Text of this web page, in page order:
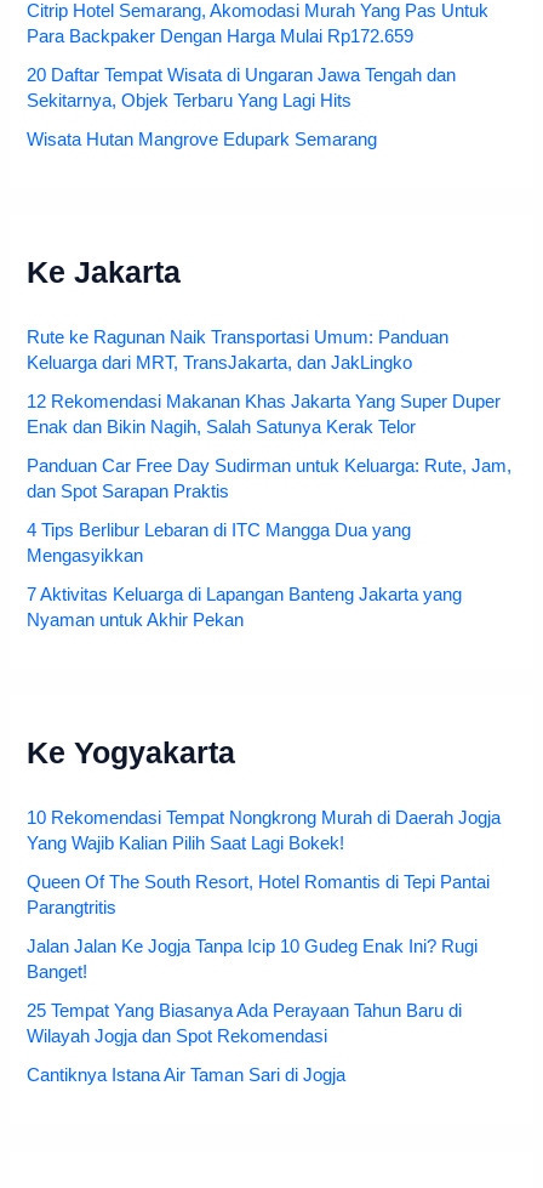
Citrip Hotel Semarang, Akomodasi Murah Yang Pas Untuk
Para Backpaker Dengan Harga Mulai Rp172.659
20 Daftar Tempat Wisata di Ungaran Jawa Tengah dan
Sekitarnya, Objek Terbaru Yang Lagi Hits
Wisata Hutan Mangrove Edupark Semarang
Ke Jakarta
Rute ke Ragunan Naik Transportasi Umum: Panduan
Keluarga dari MRT, TransJakarta, dan JakLingko
12 Rekomendasi Makanan Khas Jakarta Yang Super Duper
Enak dan Bikin Nagih, Salah Satunya Kerak Telor
Panduan Car Free Day Sudirman untuk Keluarga: Rute, Jam,
dan Spot Sarapan Praktis
4 Tips Berlibur Lebaran di ITC Mangga Dua yang
Mengasyikkan
7 Aktivitas Keluarga di Lapangan Banteng Jakarta yang
Nyaman untuk Akhir Pekan
Ke Yogyakarta
10 Rekomendasi Tempat Nongkrong Murah di Daerah Jogja
Yang Wajib Kalian Pilih Saat Lagi Bokek!
Queen Of The South Resort, Hotel Romantis di Tepi Pantai
Parangtritis
Jalan Jalan Ke Jogja Tanpa Icip 10 Gudeg Enak Ini? Rugi
Banget!
25 Tempat Yang Biasanya Ada Perayaan Tahun Baru di
Wilayah Jogja dan Spot Rekomendasi
Cantiknya Istana Air Taman Sari di Jogja